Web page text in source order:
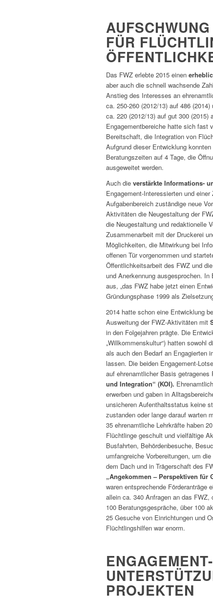
FÜR
Das FWZ erlebte 2015 einen
aber auch die schnell wachsende
Anstieg des Interesses an
ca. 250-260 (2012/13) auf 486
ca. 220 (2012/13) auf gut 300 (2015)
Engagementbereiche hatte sich fast
Bereitschaft, die Integration von
Aufgrund dieser Entwicklung
Beratungszeiten auf 4 Tage, die
ausgeweitet werden.
Auch die verstärkte Informations-
Engagement-Interessierten und
Aufgabenbereich zuständige neue
Aktivitäten die Neugestaltung der
die Neugestaltung und redaktionelle
Zusammenarbeit mit der Druckerei
Möglichkeiten, die Mitwirkung bei
offenen Tür vorgenommen und
Öffentlichkeitsarbeit des FWZ und
und Anerkennung ausgesprochen.
aus, „das FWZ habe jetzt einen
Gründungsphase 1999 als
2014 hatte schon eine Entwicklung
Ausweitung der FWZ-Aktivitäten mit
in den Folgejahren prägte. Die
„Willkommenskultur“) hatten sowohl
als auch den Bedarf an Engagierten
lassen. Die beiden Engagement-
auf ehrenamtlicher Basis
und Integration“ (KOI).
erwerben und gaben in
unsicheren Aufenthaltsstatus keine
zustanden oder lange darauf warten
35 ehrenamtliche Lehrkräfte haben
Flüchtlinge geschult und vielfältige
Busfahrten, Behördenbesuche,
umfangreiche Vorbereitungen, um
dem Dach und in Trägerschaft des
„Angekommen – Perspektiven für
waren entsprechende Förderanträge
allein ca. 340 Anfragen an das FWZ,
100 Beratungsgespräche, über 100
25 Gesuche von Einrichtungen und
Flüchtlingshilfen war enorm.
PROJEKTEN